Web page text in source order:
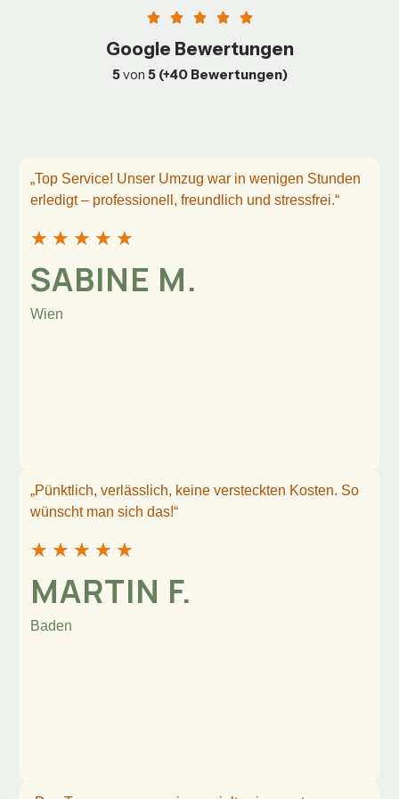
Google Bewertungen
5von 5 (+40 Bewertungen)
„Top Service! Unser Umzug war in wenigen Stunden
erledigt – professionell, freundlich und stressfrei.“
★ ★ ★ ★ ★
SABINE M.
Wien
„Pünktlich, verlässlich, keine versteckten Kosten. So
wünscht man sich das!“
★ ★ ★ ★ ★
MARTIN F.
Baden